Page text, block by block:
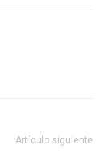
Artículo siguiente